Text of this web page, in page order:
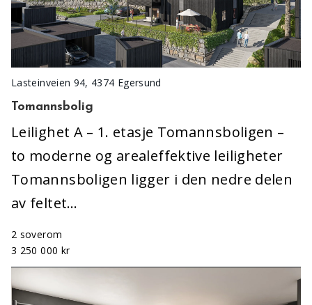
Lasteinveien 94, 4374 Egersund
Tomannsbolig
Leilighet A – 1. etasje Tomannsboligen –
to moderne og arealeffektive leiligheter
Tomannsboligen ligger i den nedre delen
av feltet…
2 soverom
3 250 000 kr